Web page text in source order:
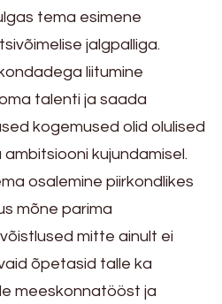
tema esimene
jalgpalliga.
liitumine
talenti ja saada
kogemused olid olulised
kujundamisel.
osalemine piirkondlikes
mõne parima
mitte ainult ei
õpetasid talle ka
meeskonnatööst ja